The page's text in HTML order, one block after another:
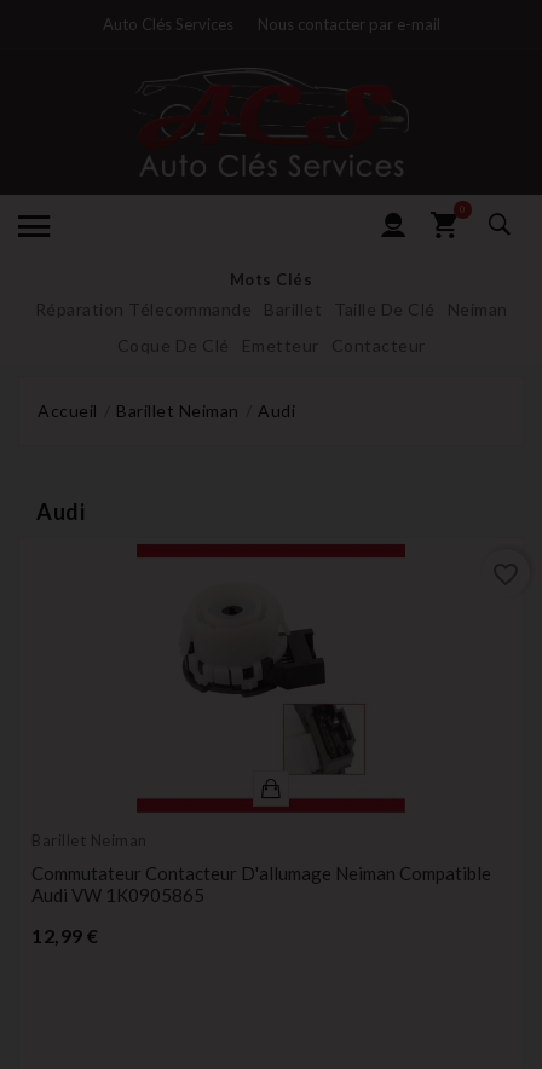
Auto Clés Services Nous contacter par e-mail
0
Mots Clés
Réparation Télecommande Barillet Taille De Clé
Neiman
Coque De Clé
Emetteur Contacteur
Accueil Barillet Neiman Audi
Audi
Barillet Neiman
Commutateur Contacteur D'allumage Neiman Compatible
Audi VW 1K0905865
12,99 €